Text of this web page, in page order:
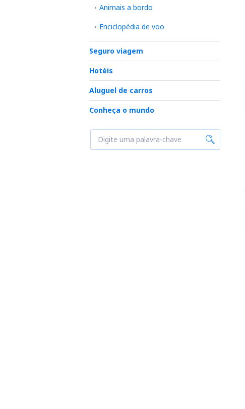
Animais a bordo
Enciclopédia de voo
Seguro viagem
Hotéis
Aluguel de carros
Conheça o mundo